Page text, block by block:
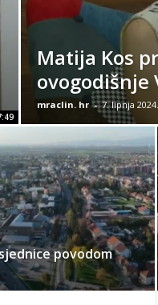
Matija Kos
ovogodišnje
mraclin. hr - 7. lipnja 2024.
povodom